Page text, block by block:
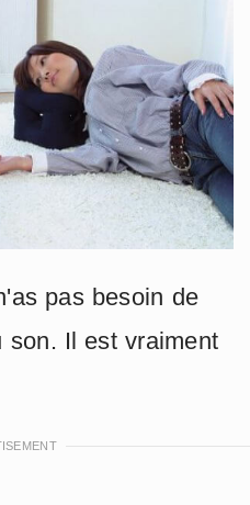
pas besoin de
son. Il est vraiment